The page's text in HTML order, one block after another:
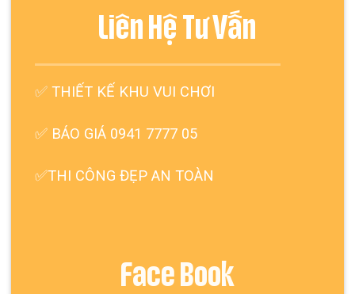
Liên Hệ Tư Vấn
✅THIẾT KẾ KHU VUI CHƠI
✅ BÁO GIÁ 0941 7777 05
✅THI CÔNG ĐẸP AN TOÀN
Face Book